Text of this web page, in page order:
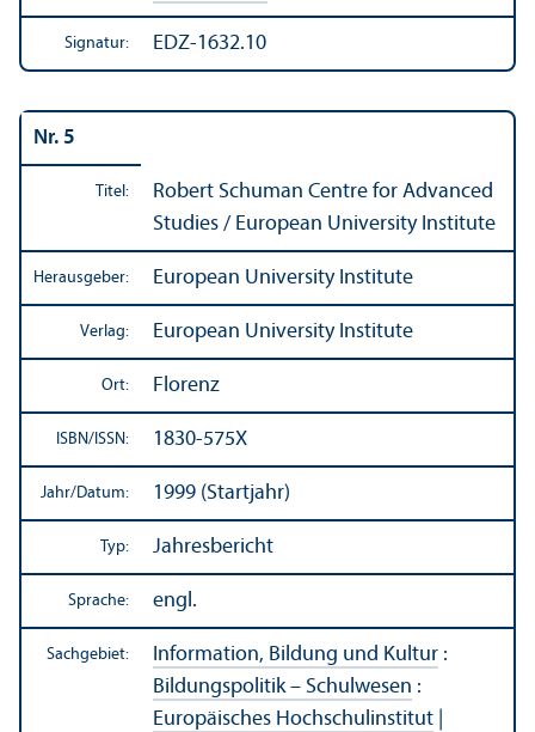
Signatur: EDZ-1632.10
Nr. 5
Titel:
Robert Schuman Centre for Advanced
Studies / European University Institute
Herausgeber: European University Institute
Verlag: European University Institute
Ort: Florenz
ISBN/ ISSN: 1830-575X
Jahr/Datum: 1999 (Startjahr)
Typ: Jahresbericht
Sprache: engl.
Sachgebiet: Information, Bildung und Kultur :
Bildungs­politik – Schulwesen :
Europäisches Hochschul­institut